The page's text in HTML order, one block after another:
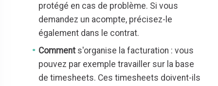
protégé en cas de problème. Si vous
demandez un acompte, précisez-le
également dans le contrat.
Comment s'organise la facturation : vous
pouvez par exemple travailler sur la base
de timesheets. Ces timesheets doivent-ils